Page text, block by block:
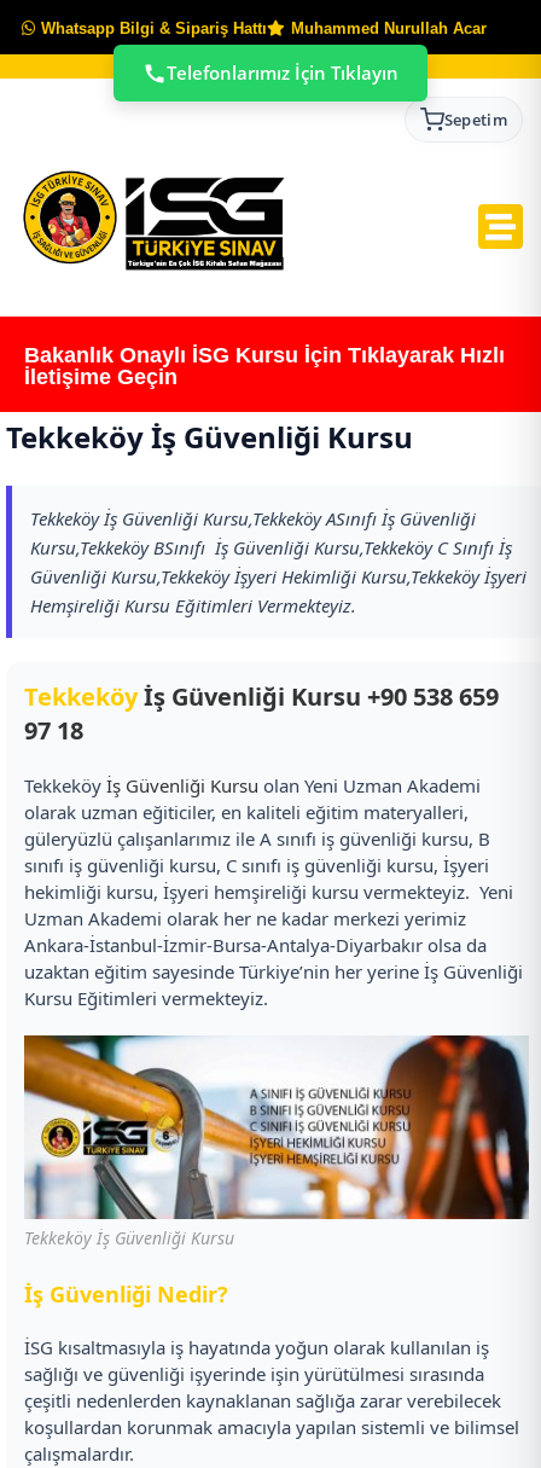
Whatsapp Bilgi & Sipariş Hattı Muhammed Nurullah Acar
Sepetim
Bakanlık Onaylı İSG Kursu İçin Tıklayarak Hızlı
İletişime Geçin
Tekkeköy İş Güvenliği Kursu
Tekkeköy İş Güvenliği Kursu,Tekkeköy ASınıfı İş Güvenliği
Kursu,Tekkeköy BSınıfı İş Güvenliği Kursu,Tekkeköy C Sınıfı İş
Güvenliği Kursu,Tekkeköy İşyeri Hekimliği Kursu,Tekkeköy İşyeri
Hemşireliği Kursu Eğitimleri Vermekteyiz.
Tekkeköyİş Güvenliği Kursu +90 538 659
97 18
Tekkeköy İş Güvenliği Kursu olan Yeni Uzman Akademi
olarak uzman eğiticiler, en kaliteli eğitim materyalleri,
güleryüzlü çalışanlarımız ile A sınıfı iş güvenliği kursu, B
sınıfı iş güvenliği kursu, C sınıfı iş güvenliği kursu, İşyeri
hekimliği kursu, İşyeri hemşireliği kursu vermekteyiz. Yeni
Uzman Akademi olarak her ne kadar merkezi yerimiz
Ankara-İstanbul-İzmir-Bursa-Antalya-Diyarbakır olsa da
uzaktan eğitim sayesinde Türkiye’nin her yerine İş Güvenliği
Kursu Eğitimleri vermekteyiz.
Tekkeköy İş Güvenliği Kursu
İş Güvenliği Nedir?
İSG kısaltmasıyla iş hayatında yoğun olarak kullanılan iş
sağlığı ve güvenliği işyerinde işin yürütülmesi sırasında
çeşitli nedenlerden kaynaklanan sağlığa zarar verebilecek
koşullardan korunmak amacıyla yapılan sistemli ve bilimsel
çalışmalardır.
Telefonlarımız İçin Tıklayın